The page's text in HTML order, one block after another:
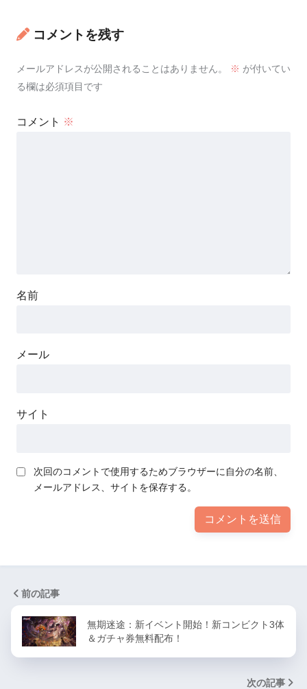
コメントを残す
メールアドレスが公開されることはありません。 ※ が付いてい
る欄は必須項目です
コメント ※
名前
メール
サイト
次回のコメントで使用するためブラウザーに自分の名前、
メールアドレス、サイトを保存する。
前の記事
無期迷途：新イベント開始！新コンビクト3体
＆ガチャ券無料配布！
次の記事